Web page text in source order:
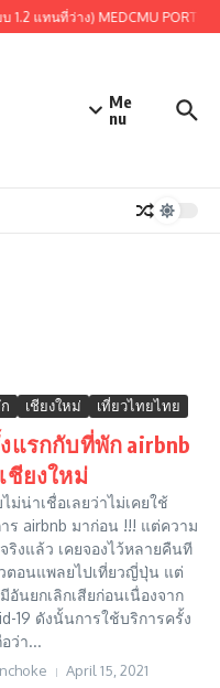
แทนที่ว่าง) MEDCMU
Me
nu
เชียงใหม่ เที่ยวไทยไทย
แรกกับที่พัก airbnb
ชียงใหม่
ม่น่าเชื่อเลยว่าไม่เคยใช้
ร airbnb มาก่อน !!! แต่ความ
ริงแล้ว เคยจองไว้หลายคืนที
ตอนแพลยไปเที่ยวญี่ปุ่น แต่
อันยกเลิกเสียก่อนเนื่องจาก
19 ดังนั้นการใช้บริการครั้ง
ว่า...
April 15, 2021